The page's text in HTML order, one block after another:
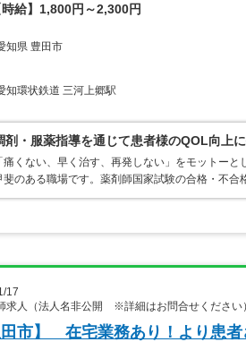
時給】1,800円～2,300円
知県 豊田市
知環状鉄道 三河上郷駅
剤・服薬指導を通じて患者様のQOL向上
「痛くない、早く治す、再発しない」をモットー
斐のある職場です。薬剤師国家試験の合格・不
17
求人（法人名非公開 ※詳細はお問合せください）
田市】 在宅業務あり！より患